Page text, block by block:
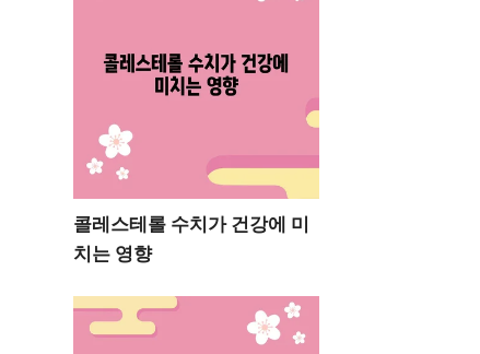
콜레스테롤 수치가 건강에 미
치는 영향